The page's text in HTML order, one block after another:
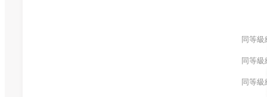
同等
同等
同等